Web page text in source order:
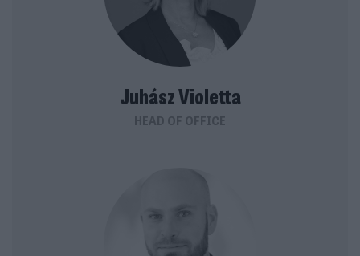
Juhász Violetta
HEAD OF OFFICE